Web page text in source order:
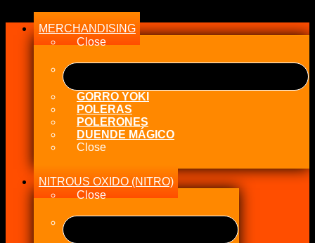
MERCHANDISING
Close
GORRO YOKI
POLERAS
POLERONES
DUENDE MÁGICO
Close
NITROUS OXIDO (NITRO)
Close